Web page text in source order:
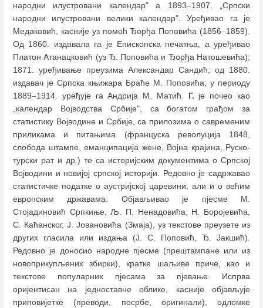
народни илустровани календар" а 1893–1907. „Српски
народни илустровани велики календар". Уређивао га је
Медаковић, касније уз помоћ Ђорђа Поповића (1856–1859).
Од 1860. издавала га је Епископска печатња, а уређивао
Платон Атанацковић (уз Ђ. Поповића и Ђорђа Натошевића);
1871. уређивање преузима Александар Сандић; од 1880.
издавач је Српска књижара Браће М. Поповића; у периоду
1889–1914. уређује га Андрија М. Матић. Г. је почео као
„календар Војводства Србије", са богатом грађом за
статистику Војводине и Србије, са прилозима о савременим
приликама и питањима (француска револуција 1848,
слобода штампе, еманципација жене, Војна крајина, Руско-
турски рат и др.) те са историјским документима о Српској
Војводини и новијој српској историји. Редовно је садржавао
статистичке податке о аустријској царевини, али и о већим
европским државама. Објављивао је пјесме М.
Стојадиновић Српкиње, Љ. П. Ненадовића, Н. Боројевића,
С. Каћанског, Ј. Јовановића (Змаја), уз текстове преузете из
других гласила или издања (Ј. С. Поповић, Ђ. Јакшић).
Редовно је доносио народне пјесме (прештампане или из
новоприкупљених збирки), кратке шаљиве приче, као и
текстове популарних пјесама за пјевање. Испрва
оријентисан на једноставне облике, касније објављује
приповијетке (преводи, посрбе, оригинали), одломке